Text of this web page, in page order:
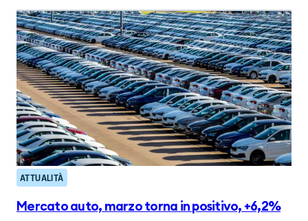
ATTUALITÀ
Mercato auto, marzo torna in positivo, +6,2%